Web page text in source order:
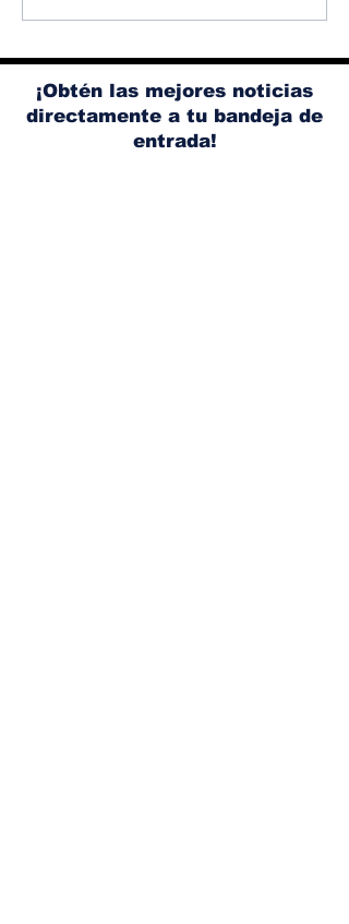
aumento de los
¡Obtén las mejores noticias
directamente a tu bandeja de
entrada!